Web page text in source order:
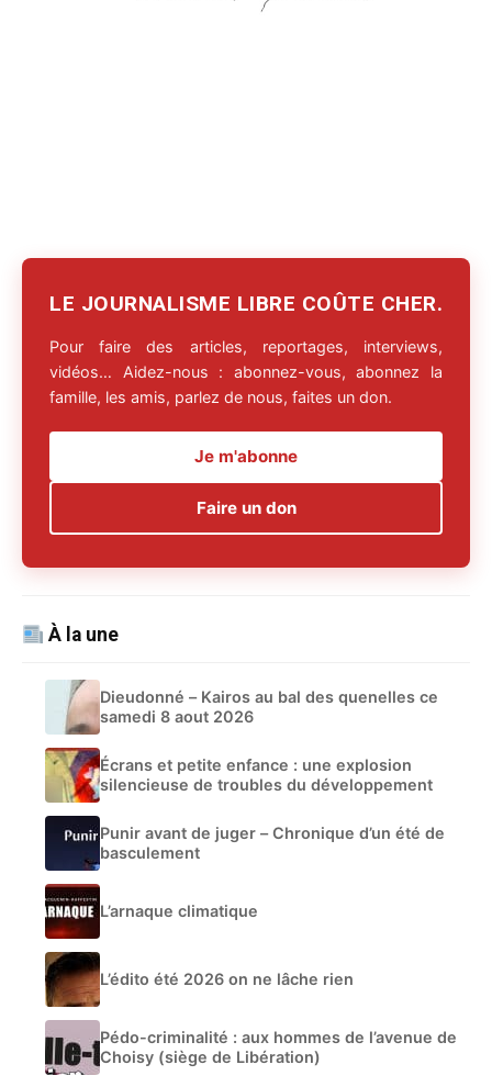
LE JOURNALISME LIBRE COÛTE CHER.
Pour faire des articles, reportages, interviews,
vidéos… Aidez-nous : abonnez-vous, abonnez la
famille, les amis, parlez de nous, faites un don.
Je m'abonne
Faire un don
À la une
Dieudonné – Kairos au bal des quenelles ce
samedi 8 aout 2026
Écrans et petite enfance : une explosion
silencieuse de troubles du développement
Punir avant de juger – Chronique d’un été de
basculement
L’arnaque climatique
L’édito été 2026 on ne lâche rien
Pédo-criminalité : aux hommes de l’avenue de
Choisy (siège de Libération)